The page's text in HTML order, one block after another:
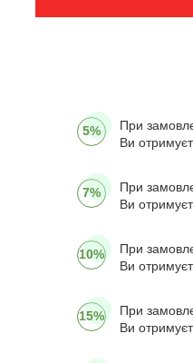
5%
При
Ви
7%
При
Ви
10%
При
Ви
15%
При
Ви